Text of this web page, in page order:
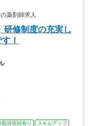
薬剤師求人
研修制度の充実し
！
取得実績有り
スキルアップ